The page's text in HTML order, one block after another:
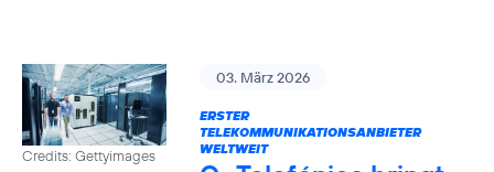
Credits: Gettyimages
03. März 2026
ERSTER
TELEKOMMUNIKATIONSANBIETER
WELTWEIT